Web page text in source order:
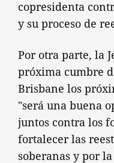
copresidenta
y su proceso de
Por otra parte, la
próxima cumbre
Brisbane los
"será una buena
juntos contra los
fortalecer las
soberanas y por